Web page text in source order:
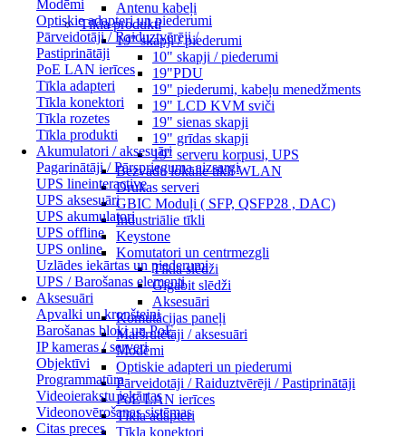
Modēmi
Optiskie adapteri un piederumi
Pārveidotāji / Raiduztvērēji /
Pastiprinātāji
PoE LAN ierīces
Tīkla adapteri
Tīkla konektori
Tīkla rozetes
Tīkla produkti
Akumulatori / aksesuāri
Pagarinātāji / Pārsprieguma aizsargi
UPS lineinteractive
UPS aksesuāri
UPS akumulatori
UPS offline
UPS online
Uzlādes iekārtas un piederumi
UPS / Barošanas elementi
Aksesuāri
Apvalki un kronšteini
Barošanas bloki un PoE
IP kameras / serveri
Objektīvi
Programmatūra
Videoierakstu iekārtas
Videonovērošanas sistēmas
Citas preces
Antenu kabeļi
Tīkla produkti
19" skapji / piederumi
10" skapji / piederumi
19"PDU
19" piederumi, kabeļu menedžments
19" LCD KVM sviči
19" sienas skapji
19" grīdas skapji
19" serveru korpusi, UPS
Bezvadu lokālie tīkli WLAN
Drukas serveri
GBIC Moduļi ( SFP, QSFP28 , DAC)
Industriālie tīkli
Keystone
Komutatori un centrmezgli
Tīkla slēdži
Gigabit slēdži
Aksesuāri
Komutācijas paneļi
Maršrutētāji / aksesuāri
Modēmi
Optiskie adapteri un piederumi
Pārveidotāji / Raiduztvērēji / Pastiprinātāji
PoE LAN ierīces
Tīkla adapteri
Tīkla konektori